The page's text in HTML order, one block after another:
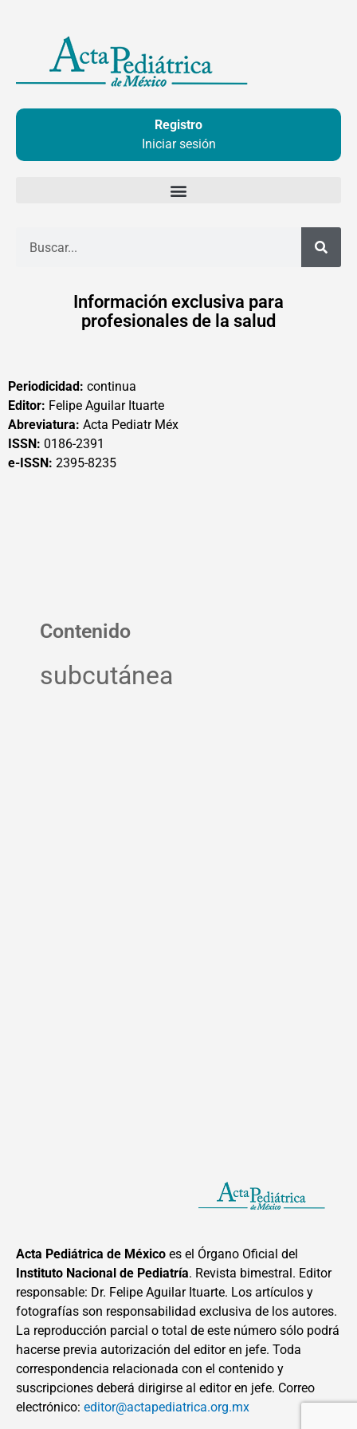
contenido
Registro
Iniciar sesión
Información exclusiva para
profesionales de la salud
Periodicidad: continua
Editor: Felipe Aguilar Ituarte
Abreviatura: Acta Pediatr Méx
ISSN: 0186-2391
e-ISSN: 2395-8235
Contenido
subcutánea
Acta Pediátrica de México es el Órgano Oficial del
Instituto Nacional de Pediatría. Revista bimestral. Editor
responsable: Dr. Felipe Aguilar Ituarte. Los artículos y
fotografías son responsabilidad exclusiva de los autores.
La reproducción parcial o total de este número sólo podrá
hacerse previa autorización del editor en jefe. Toda
correspondencia relacionada con el contenido y
suscripciones deberá dirigirse al editor en jefe. Correo
electrónico: editor@actapediatrica.org.mx